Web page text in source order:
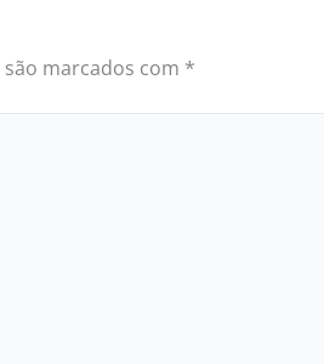
marcados com *